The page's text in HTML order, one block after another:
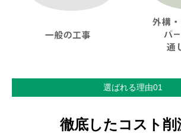
選ばれる理由01
徹底したコスト削